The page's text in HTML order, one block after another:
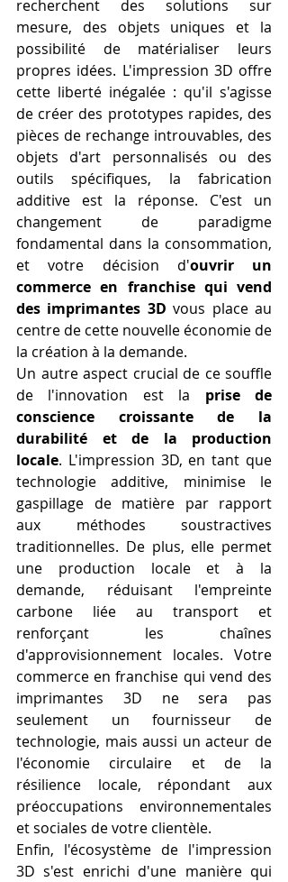
recherchent des solutions sur
mesure, des objets uniques et la
possibilité de matérialiser leurs
propres idées. L'impression 3D offre
cette liberté inégalée : qu'il s'agisse
de créer des prototypes rapides, des
pièces de rechange introuvables, des
objets d'art personnalisés ou des
outils spécifiques, la fabrication
additive est la réponse. C'est un
changement de paradigme
fondamental dans la consommation,
et votre décision d'ouvrir un
commerce en franchise qui vend
des imprimantes 3D vous place au
centre de cette nouvelle économie de
la création à la demande.
Un autre aspect crucial de ce souffle
de l'innovation est la prise de
conscience croissante de la
durabilité et de la production
locale. L'impression 3D, en tant que
technologie additive, minimise le
gaspillage de matière par rapport
aux méthodes soustractives
traditionnelles. De plus, elle permet
une production locale et à la
demande, réduisant l'empreinte
carbone liée au transport et
renforçant les chaînes
d'approvisionnement locales. Votre
commerce en franchise qui vend des
imprimantes 3D ne sera pas
seulement un fournisseur de
technologie, mais aussi un acteur de
l'économie circulaire et de la
résilience locale, répondant aux
préoccupations environnementales
et sociales de votre clientèle.
Enfin, l'écosystème de l'impression
3D s'est enrichi d'une manière qui